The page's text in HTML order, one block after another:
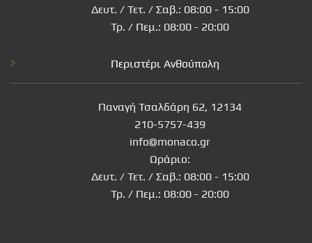
Δευτ. / Τετ. / Σαβ.: 08:00 - 15:00
Τρ. / Πεμ.: 08:00 - 20:00
Περιστέρι Ανθούπολη
Παναγή Τσαλδάρη 62, 12134
210-5757-439
info@monaco.gr
Ωράριο:
Δευτ. / Τετ. / Σαβ.: 08:00 - 15:00
Τρ. / Πεμ.: 08:00 - 20:00